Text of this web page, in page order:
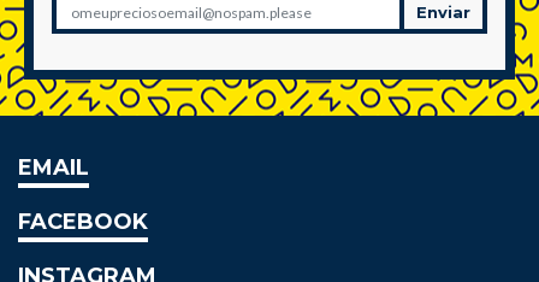
Enviar
EMAIL
FACEBOOK
INSTAGRAM